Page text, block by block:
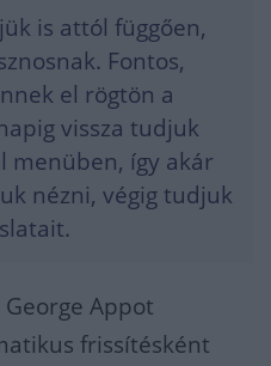
is attól függően,
Fontos,
el rögtön a
vissza tudjuk
menüben, így akár
nézni, végig tudjuk
Appot
frissítésként